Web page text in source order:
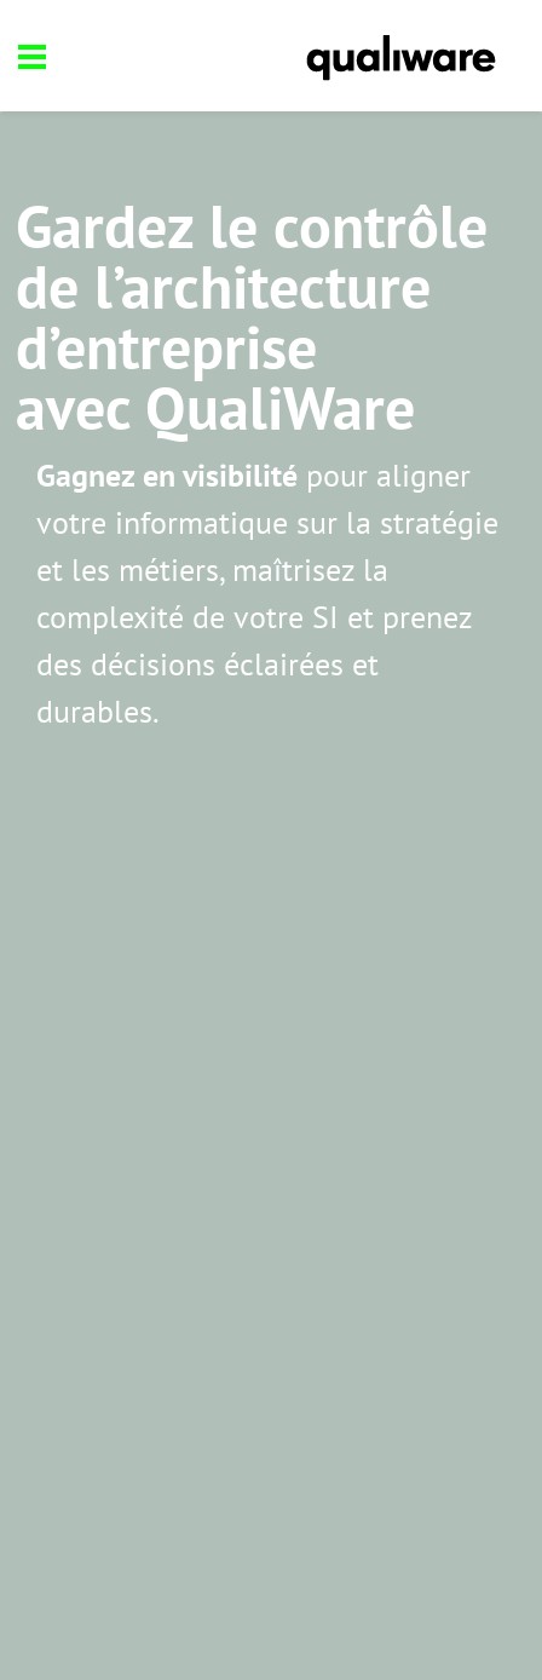
Gardez le contrôle
de l’architecture
d’entreprise
avec QualiWare
Gagnez en visibilité pour aligner
votre informatique sur la stratégie
et les métiers, maîtrisez la
complexité de votre SI et prenez
des décisions éclairées et
durables.